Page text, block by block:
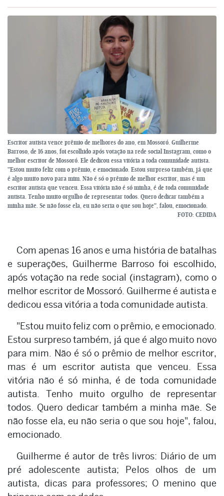
Escritor autista vence prêmio de melhores do ano, em Mossoró. Guilherme
Barroso, de 16 anos, foi escolhido após votação na rede social Instagram, como o
melhor escritor de Mossoró. Ele dedicou essa vitória a toda comunidade autista.
"Estou muito feliz com o prêmio, e emocionado. Estou surpreso também, já que
é algo muito novo para mim. Não é só o prêmio de melhor escritor, mas é um
escritor autista que venceu. Essa vitória não é só minha, é de toda comunidade
autista. Tenho muito orgulho de representar todos. Quero dedicar também a
minha mãe. Se não fosse ela, eu não seria o que sou hoje", falou, emocionado.
FOTO: CEDIDA
Com apenas 16 anos e uma história de batalhas
e superações, Guilherme Barroso foi escolhido,
após votação na rede social (instagram), como o
melhor escritor de Mossoró. Guilherme é autista e
dedicou essa vitória a toda comunidade autista.
"Estou muito feliz com o prêmio, e emocionado.
Estou surpreso também, já que é algo muito novo
para mim. Não é só o prêmio de melhor escritor,
mas é um escritor autista que venceu. Essa
vitória não é só minha, é de toda comunidade
autista. Tenho muito orgulho de representar
todos. Quero dedicar também a minha mãe. Se
não fosse ela, eu não seria o que sou hoje", falou,
emocionado.
Guilherme é autor de três livros: Diário de um
pré adolescente autista; Pelos olhos de um
autista, dicas para professores; O menino que